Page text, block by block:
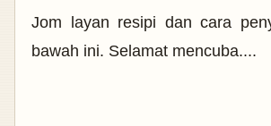
Jom layan resipi dan cara
bawah ini. Selamat mencuba....